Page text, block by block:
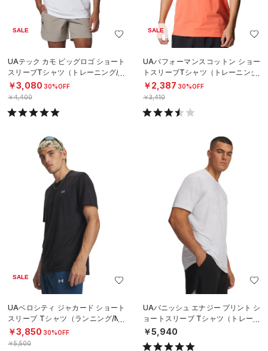
SALE
UAテック カモ ビッグロゴ ショート
スリーブTシャツ（トレーニング/M
EN）
￥3,080 30%OFF
￥4,400
SALE
UAパフォーマンスコットン ショー
トスリーブTシャツ（トレーニング/
MEN）
￥2,387 30%OFF
￥3,410
SALE
UAベロシティ ジャカード ショート
スリーブ Tシャツ（ランニング/ME
N）
￥3,850 30%OFF
￥5,500
UAバニッシュ エナジー プリント シ
ョートスリーブ Tシャツ（トレーニ
ング/MEN）
￥5,940